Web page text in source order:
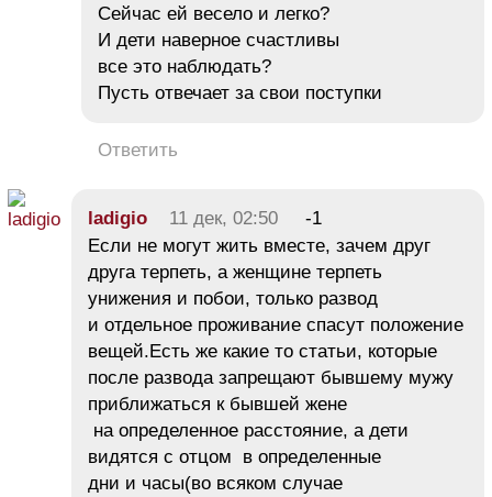
Сейчас ей весело и легко?
И дети наверное счастливы
все это наблюдать?
Пусть отвечает за свои поступки
Ответить
ladigio 11 дек, 02:50
-1
Если не могут жить вместе, зачем друг
друга терпеть, а женщине терпеть
унижения и побои, только развод
и отдельное проживание спасут положение
вещей.Есть же какие то статьи, которые
после развода запрещают бывшему мужу
приближаться к бывшей жене
на определенное расстояние, а дети
видятся с отцом в определенные
дни и часы(во всяком случае